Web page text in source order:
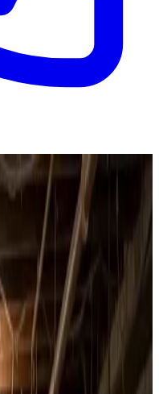
til en grundig
aggregat for private,
specialudstyr, fast